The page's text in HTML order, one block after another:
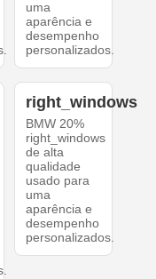
uma
aparência e
desempenho
personalizados.
right_windows
BMW 20%
right_windows
de alta
qualidade
usado para
uma
aparência e
desempenho
personalizados.